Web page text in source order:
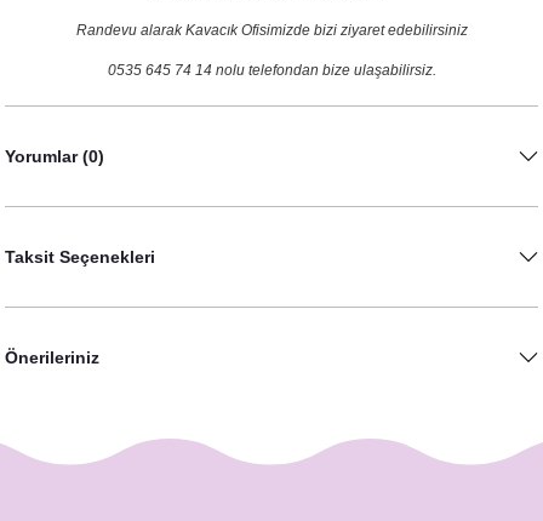
Randevu alarak Kavacık Ofisimizde bizi ziyaret edebilirsiniz
0535 645 74 14 nolu telefondan bize ulaşabilirsiz.
Yorumlar (0)
Taksit Seçenekleri
Önerileriniz